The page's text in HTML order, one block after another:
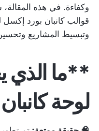
وكفاءة. في هذه
قوالب كانبان بورد
وتبسيط المشاريع وتحسين
**ما الذي
لوحة